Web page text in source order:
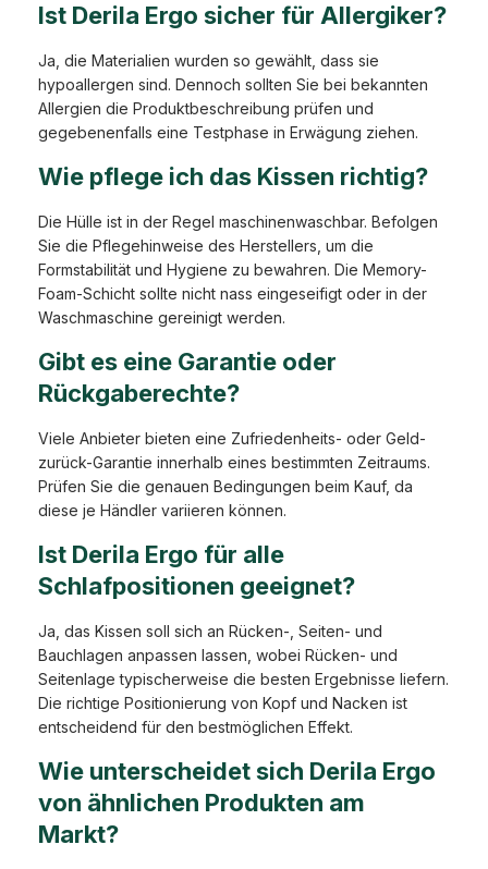
Ist Derila Ergo sicher für Allergiker?
Ja, die Materialien wurden so gewählt, dass sie
hypoallergen sind. Dennoch sollten Sie bei bekannten
Allergien die Produktbeschreibung prüfen und
gegebenenfalls eine Testphase in Erwägung ziehen.
Wie pflege ich das Kissen richtig?
Die Hülle ist in der Regel maschinenwaschbar. Befolgen
Sie die Pflegehinweise des Herstellers, um die
Formstabilität und Hygiene zu bewahren. Die Memory-
Foam-Schicht sollte nicht nass eingeseifigt oder in der
Waschmaschine gereinigt werden.
Gibt es eine Garantie oder
Rückgaberechte?
Viele Anbieter bieten eine Zufriedenheits- oder Geld-
zurück-Garantie innerhalb eines bestimmten Zeitraums.
Prüfen Sie die genauen Bedingungen beim Kauf, da
diese je Händler variieren können.
Ist Derila Ergo für alle
Schlafpositionen geeignet?
Ja, das Kissen soll sich an Rücken-, Seiten- und
Bauchlagen anpassen lassen, wobei Rücken- und
Seitenlage typischerweise die besten Ergebnisse liefern.
Die richtige Positionierung von Kopf und Nacken ist
entscheidend für den bestmöglichen Effekt.
Wie unterscheidet sich Derila Ergo
von ähnlichen Produkten am
Markt?